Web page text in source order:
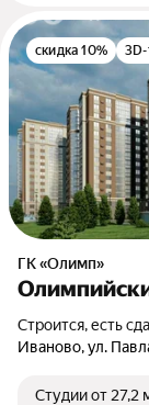
скидка 10%
ГК «Олимп»
Строится, есть
Иваново, ул.
Студииот 27,2